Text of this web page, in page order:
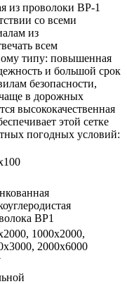
из проволоки ВР-1
со всеми
из
всем
типу: повышенная
и большой срок
безопасности,
чаще в дорожных
высококачественная
этой сетке
погодных условий:
ВР1
1000х2000,
2000х6000